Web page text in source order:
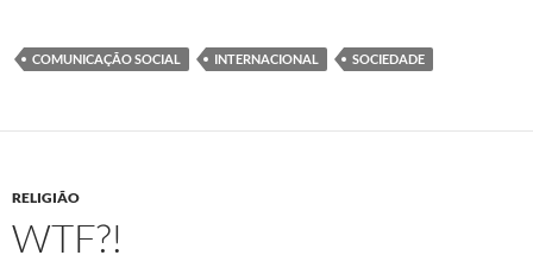
COMUNICAÇÃO SOCIAL INTERNACIONAL SOCIEDADE
RELIGIÃO
WTF?!